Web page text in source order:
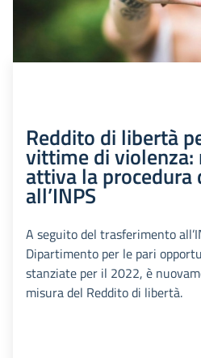
Reddito di libertà
vittime di
attiva la procedura
all’INPS
A seguito del trasferimento
Dipartimento per le pari
stanziate per il 2022, è
misura del Reddito di libertà.